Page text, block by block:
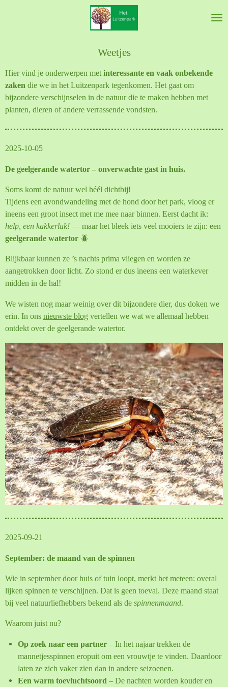
Weetjes
Hier vind je onderwerpen metinteressante en vaak onbekende
zaken die we in het Luitzenpark tegenkomen. Het gaat om
bijzondere verschijnselen in de natuur die te maken hebben met
planten, dieren of andere verrassende vondsten.
2025-10-05
De geelgerande watertor – onverwachte gast in huis.
Soms komt de natuur wel héél dichtbij!
Tijdens een avondwandeling met de hond door het park, vloog er
ineens een groot insect met me mee naar binnen. Eerst dacht ik:
help, een kakkerlak! — maar het bleek iets veel mooiers te zijn: een
geelgerande watertor 🪲
Blijkbaar kunnen ze ’s nachts prima vliegen en worden ze
aangetrokken door licht. Zo stond er dus ineens een waterkever
midden in de hal!
We wisten nog maar weinig over dit bijzondere dier, dus doken we
erin. In ons nieuwste blog vertellen we wat we allemaal hebben
ontdekt over de geelgerande watertor.
2025-09-21
September: de maand van de spinnen
Wie in september door huis of tuin loopt, merkt het meteen: overal
lijken spinnen te verschijnen. Dat is geen toeval. Deze maand staat
bij veel natuurliefhebbers bekend als de spinnenmaand.
Waarom juist nu?
Op zoek naar een partner– In het najaar trekken de
mannetjesspinnen eropuit om een vrouwtje te vinden. Daardoor
laten ze zich vaker zien dan in andere seizoenen.
Een warm toevluchtsoord – De nachten worden kouder en